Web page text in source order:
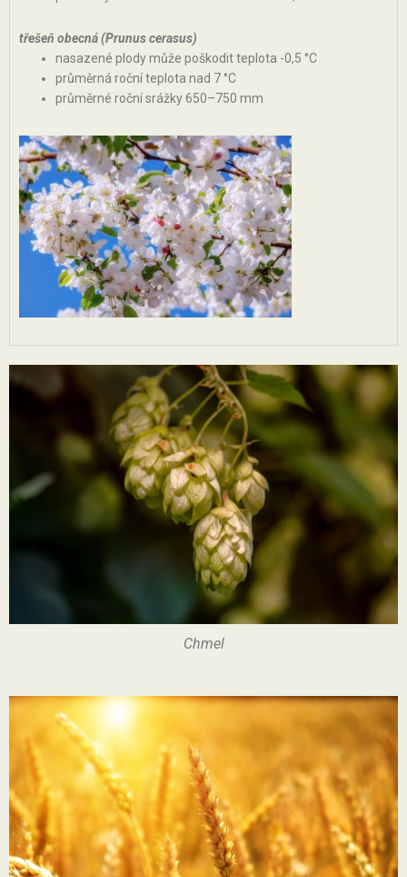
třešeň obecná (Prunus cerasus)
nasazené plody může poškodit teplota -0,5 °C
průměrná roční teplota nad 7 °C
průměrné roční srážky 650–750 mm
Chmel